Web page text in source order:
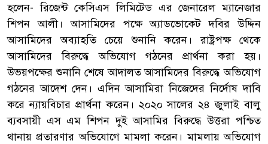
হলেন- রিজেন্ট কেসিএস লিমিটেড এর জেনারেল ম্যানেজার
শিপন আলী। আসামিদের পক্ষে অ্যাডভোকেট দবির উদ্দিন
আসামিদের অব্যাহতি চেয়ে শুনানি করেন। রাষ্ট্রপক্ষ থেকে
আসামিদের বিরুদ্ধে অভিযোগ গঠনের প্রার্থনা করা হয়।
উভয়পক্ষের শুনানি শেষে আদালত আসামিদের বিরুদ্ধে অভিযোগ
গঠনের আদেশ দেন। এদিন আসামিরা নিজেদের নির্দোষ দাবি
করে ন্যায়বিচার প্রার্থনা করেন। ২০২০ সালের ২৪ জুলাই বালু
ব্যবসায়ী এস এম শিপন দুই আসামির বিরুদ্ধে উত্তরা পশ্চিত
থানায় প্রতারণার অভিযোগে মামলা করেন। মামলায় অভিযোগ